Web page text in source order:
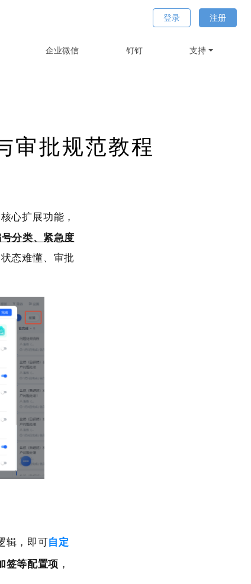
登录 注册
企业微信 钉钉 支持
审批规范教程
心扩展功能，
分类、紧急度
态难懂、审批
辑，即可自定
签等配置项 ，